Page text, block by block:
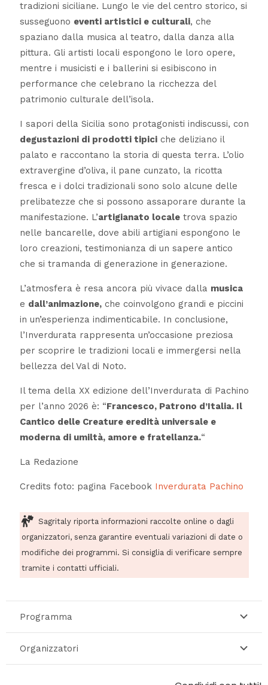
tradizioni siciliane. Lungo le vie del centro storico, si
susseguono eventi artistici e culturali, che
spaziano dalla musica al teatro, dalla danza alla
pittura. Gli artisti locali espongono le loro opere,
mentre i musicisti e i ballerini si esibiscono in
performance che celebrano la ricchezza del
patrimonio culturale dell’isola.
I sapori della Sicilia sono protagonisti indiscussi, con
degustazioni di prodotti tipiciche deliziano il
palato e raccontano la storia di questa terra. L’olio
extravergine d’oliva, il pane cunzato, la ricotta
fresca e i dolci tradizionali sono solo alcune delle
prelibatezze che si possono assaporare durante la
manifestazione. L’artigianato localetrova spazio
nelle bancarelle, dove abili artigiani espongono le
loro creazioni, testimonianza di un sapere antico
che si tramanda di generazione in generazione.
L’atmosfera è resa ancora più vivace dalla musica
e dall’animazione,che coinvolgono grandi e piccini
in un’esperienza indimenticabile. In conclusione,
l’Inverdurata rappresenta un’occasione preziosa
per scoprire le tradizioni locali e immergersi nella
bellezza del Val di Noto.
Il tema della XX edizione dell’Inverdurata di Pachino
per l’anno 2026 è: “Francesco, Patrono d’Italia. Il
Cantico delle Creature eredità universale e
moderna di umiltà, amore e fratellanza.“
La Redazione
Credits foto: pagina Facebook Inverdurata Pachino
Sagritaly riporta informazioni raccolte online o dagli
organizzatori, senza garantire eventuali variazioni di date o
modifiche dei programmi. Si consiglia di verificare sempre
tramite i contatti ufficiali.
Programma
Organizzatori